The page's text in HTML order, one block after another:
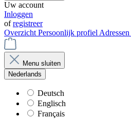
Uw account
Inloggen
ofregistreer
Overzicht Persoonlijk profiel Adressen
Menu sluiten
Nederlands
Deutsch
Englisch
Français